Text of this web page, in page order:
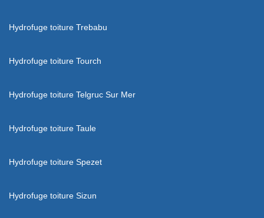
Hydrofuge toiture Trebabu
Hydrofuge toiture Tourch
Hydrofuge toiture Telgruc Sur Mer
Hydrofuge toiture Taule
Hydrofuge toiture Spezet
Hydrofuge toiture Sizun